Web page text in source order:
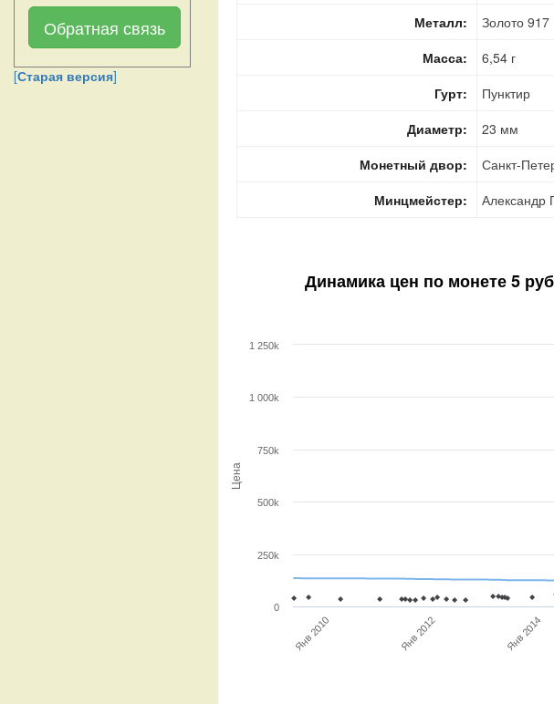
Обратная связь
[Старая версия]
Металл:
Золото 917
Масса:
6,54 г
Гурт:
Пунктир
Диаметр:
23 мм
Монетный двор:
Санкт-
Минцмейстер:
Александр
Динамика цен по монете5
Цена
Янв 2010 Янв 2012 Янв 2014
0
250k
500k
750k
1 000k
1 250k